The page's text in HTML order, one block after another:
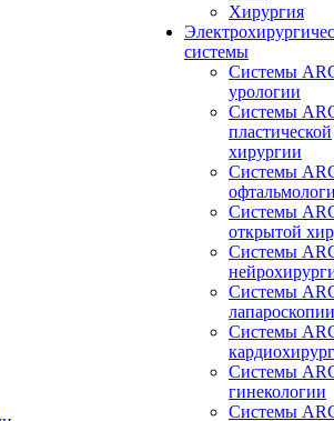
Хирургия
системы
Системы
урологии
Системы
пластической
хирургии
Системы
Системы
открытой
Системы
Системы
лапароскопии
Системы
Системы
гинекологии
Системы